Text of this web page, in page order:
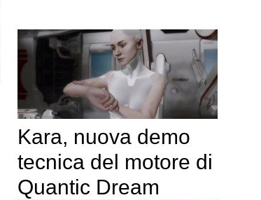
Kara, nuova demo
tecnica del motore di
Quantic Dream